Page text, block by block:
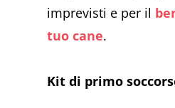
imprevisti e per il
tuo cane.
Kit di primo